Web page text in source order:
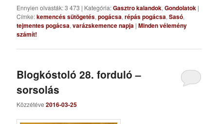
Ennyien olvasták: 3 473 | Kategória:Gasztro kalandok,Gondolatok |
Címke:kemencés sütögetés,pogácsa,répás pogácsa,Sasó,
tejmentes pogácsa,varázskemence napja |Minden vélemény
számít!
Blogkóstoló 28. forduló –
sorsolás
Közzétéve2016-03-25